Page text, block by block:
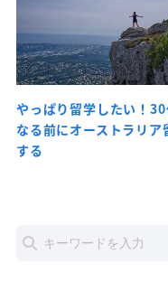
やっぱり留学したい！30
なる前にオーストラリア
する